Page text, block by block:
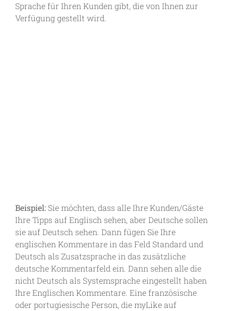
Sprache für Ihren Kunden gibt, die von Ihnen zur
Verfügung gestellt wird.
Beispiel:Sie möchten, dass alle Ihre Kunden/Gäste
Ihre Tipps auf Englisch sehen, aber Deutsche sollen
sie auf Deutsch sehen. Dann fügen Sie Ihre
englischen Kommentare in das Feld Standard und
Deutsch als Zusatzsprache in das zusätzliche
deutsche Kommentarfeld ein. Dann sehen alle die
nicht Deutsch als Systemsprache eingestellt haben
Ihre Englischen Kommentare. Eine französische
oder portugiesische Person, die myLike auf